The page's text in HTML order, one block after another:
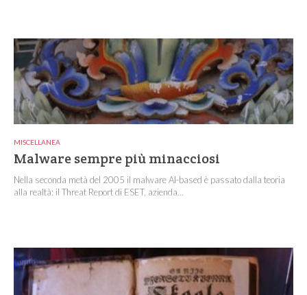
MISCELLANEA
Malware sempre più minacciosi
Nella seconda metà del 2005 il malware AI-based è passato dalla teoria
alla realtà: il Threat Report di ESET, azienda...